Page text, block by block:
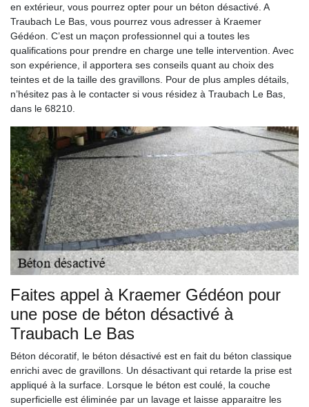
en extérieur, vous pourrez opter pour un béton désactivé. A
Traubach Le Bas, vous pourrez vous adresser à Kraemer
Gédéon. C’est un maçon professionnel qui a toutes les
qualifications pour prendre en charge une telle intervention. Avec
son expérience, il apportera ses conseils quant au choix des
teintes et de la taille des gravillons. Pour de plus amples détails,
n’hésitez pas à le contacter si vous résidez à Traubach Le Bas,
dans le 68210.
Faites appel à Kraemer Gédéon pour
une pose de béton désactivé à
Traubach Le Bas
Béton décoratif, le béton désactivé est en fait du béton classique
enrichi avec de gravillons. Un désactivant qui retarde la prise est
appliqué à la surface. Lorsque le béton est coulé, la couche
superficielle est éliminée par un lavage et laisse apparaitre les